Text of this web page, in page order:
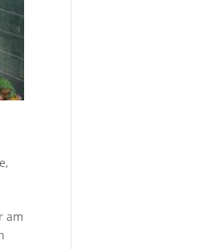
,
am